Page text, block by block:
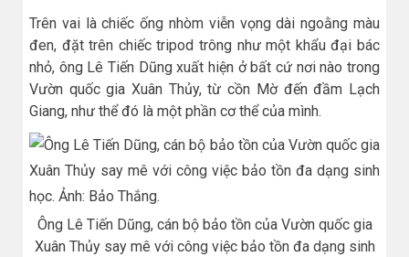
Trên vai là chiếc ống nhòm viễn vọng dài ngoằng màu
đen, đặt trên chiếc tripod trông như một khẩu đại bác
nhỏ, ông Lê Tiến Dũng xuất hiện ở bất cứ nơi nào trong
Vườn quốc gia Xuân Thủy, từ cồn Mờ đến đầm Lạch
Giang, như thể đó là một phần cơ thể của mình.
Ông Lê Tiến Dũng, cán bộ bảo tồn của Vườn quốc gia
Xuân Thủy say mê với công việc bảo tồn đa dạng sinh